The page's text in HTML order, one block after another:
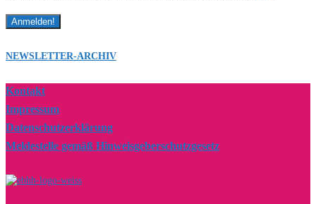
NEWSLETTER-ARCHIV
Kontakt
Impressum
Datenschutzerklärung
Meldestelle gemäß Hinweisgeberschutzgesetz